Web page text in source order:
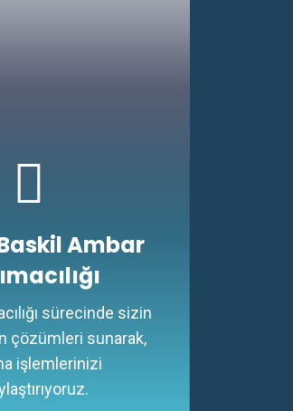
Ambar
sürecinde sizin
çözümleri sunarak,
işlemlerinizi